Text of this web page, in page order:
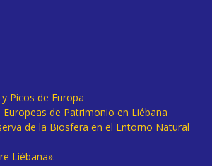
Picos de Europa
Europeas de Patrimonio en Liébana
de la Biosfera en el Entorno Natural
Liébana».